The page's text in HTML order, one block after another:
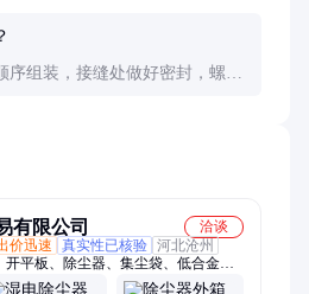
序组装，接缝处做好密封，螺栓
有限公司
洽谈
价迅速 真实性已核验 河北沧州
开平板、除尘器、集尘袋、低合金、
集装箱、三防布、彩钢压、箱体板、